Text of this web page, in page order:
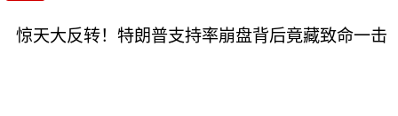
惊天大反转！特朗普支持率崩盘背后竟藏致命一击